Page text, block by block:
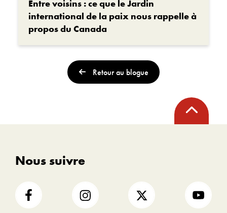
Entre voisins : ce que le Jardin
international de la paix nous rappelle à
propos du Canada
Retour au blogue
Retour
en
Nous suivre